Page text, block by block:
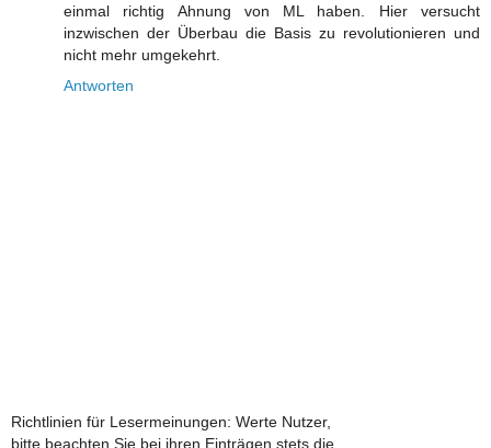
einmal richtig Ahnung von ML haben. Hier versucht
inzwischen der Überbau die Basis zu revolutionieren und
nicht mehr umgekehrt.
Antworten
Richtlinien für Lesermeinungen: Werte Nutzer,
bitte beachten Sie bei ihren Einträgen stets die